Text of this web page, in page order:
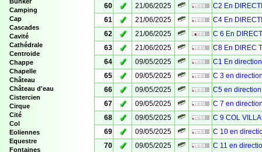
Camping
Cap
Cascades
Cavité
Cathédrale
Centroide
Chappe
Chapelle
Château
Château d'eau
Cistercien
Cirque
Cité
Col
Eoliennes
Equestre
Fontaines
60
✓ 21/06/2025
C2 En
61
✓ 21/06/2025
C4 En
62
✓ 21/06/2025
C 6 En
63
✓ 21/06/2025
C8 En DIREC
64
✓ 09/05/2025
C1 En
65
✓ 09/05/2025
C 3 en
66
✓ 09/05/2025
C5 en
67
✓ 09/05/2025
C 7 en
68
✓ 09/05/2025
C 9 COL
69
✓ 09/05/2025
C 10 en
70
✓ 09/05/2025
C 11 en